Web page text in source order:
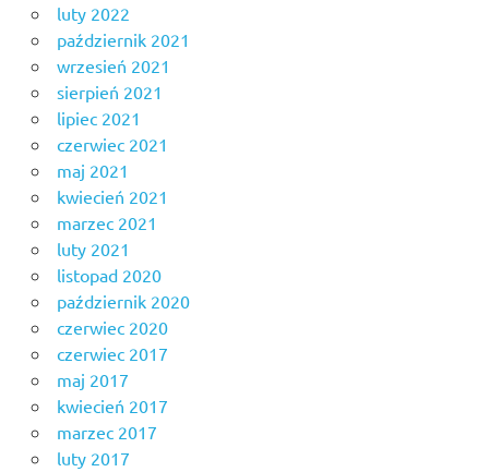
luty 2022
październik 2021
wrzesień 2021
sierpień 2021
lipiec 2021
czerwiec 2021
maj 2021
kwiecień 2021
marzec 2021
luty 2021
listopad 2020
październik 2020
czerwiec 2020
czerwiec 2017
maj 2017
kwiecień 2017
marzec 2017
luty 2017